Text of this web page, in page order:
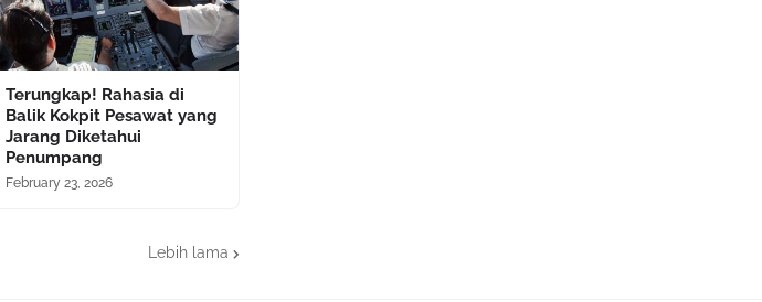
Terungkap! Rahasia di
Balik Kokpit Pesawat yang
Jarang Diketahui
Penumpang
February 23, 2026
Lebih lama